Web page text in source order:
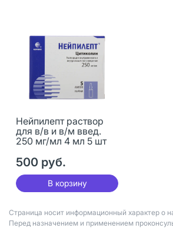
Нейпилепт раствор
для в/в и в/м введ.
250 мг/мл 4 мл 5 шт
500 руб.
В корзину
Страница носит информационный характер о
Перед назначением и применением